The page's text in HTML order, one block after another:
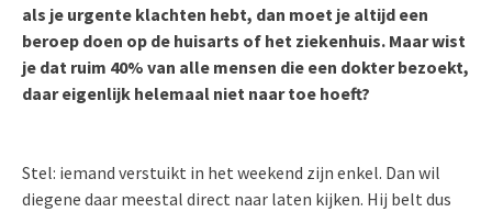
als je urgente klachten hebt, dan moet je altijd een
beroep doen op de huisarts of het ziekenhuis. Maar wist
je dat ruim 40% van alle mensen die een dokter bezoekt,
daar eigenlijk helemaal niet naar toe hoeft?
Stel: iemand verstuikt in het weekend zijn enkel. Dan wil
diegene daar meestal direct naar laten kijken. Hij belt dus